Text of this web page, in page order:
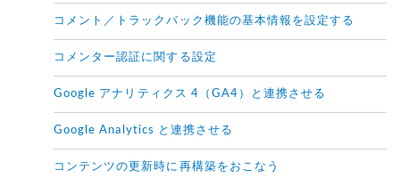
コメント／トラックバック機能の基本情報を設定する
コメンター認証に関する設定
Google アナリティクス 4（GA4）と連携させる
Google Analytics と連携させる
コンテンツの更新時に再構築をおこなう